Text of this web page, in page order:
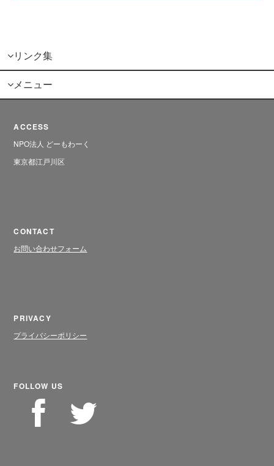
リンク集
メニュー
ACCESS
NPO法人 どーもわーく
東京都江戸川区
CONTACT
お問い合わせフォーム
PRIVACY
プライバシーポリシー
FOLLOW US